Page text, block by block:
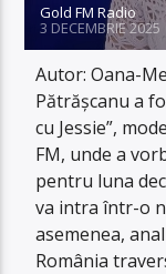
Gold FM Radio
3 DECEMBRIE 2025
Autor: Oana-
Pătrășcanu a
cu Jessie”,
FM, unde a
pentru luna
va intra într-o
asemenea,
România